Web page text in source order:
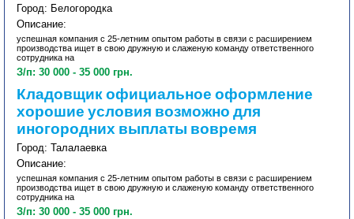
Город: Белогородка
Описание:
успешная компания с 25-летним опытом работы в связи с расширением
производства ищет в свою дружную и слаженую команду ответственного
сотрудника на
З/п: 30 000 - 35 000 грн.
Кладовщик официальное оформление
хорошие условия возможно для
иногородних выплаты вовремя
Город: Талалаевка
Описание:
успешная компания с 25-летним опытом работы в связи с расширением
производства ищет в свою дружную и слаженую команду ответственного
сотрудника на
З/п: 30 000 - 35 000 грн.